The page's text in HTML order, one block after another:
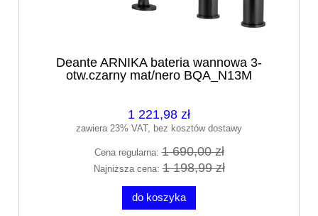
Deante ARNIKA bateria wannowa 3-
otw.czarny mat/nero BQA_N13M
1 221,98 zł
zawiera 23% VAT, bez kosztów dostawy
Cena regularna:1 690,00 zł
Najniższa cena:1 198,99 zł
do koszyka